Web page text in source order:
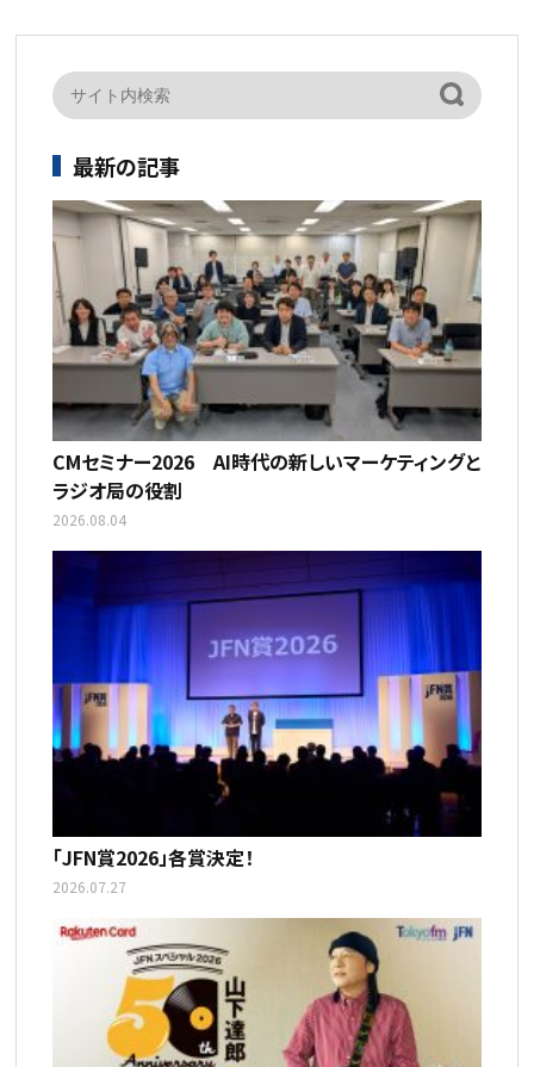
最新の記事
CMセミナー2026 AI時代の新しいマーケティングと
ラジオ局の役割
2026.08.04
「JFN賞2026」各賞決定！
2026.07.27